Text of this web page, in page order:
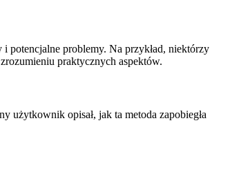
potencjalne problemy. Na przykład, niektórzy
praktycznych aspektów.
użytkownik opisał, jak ta metoda zapobiegła